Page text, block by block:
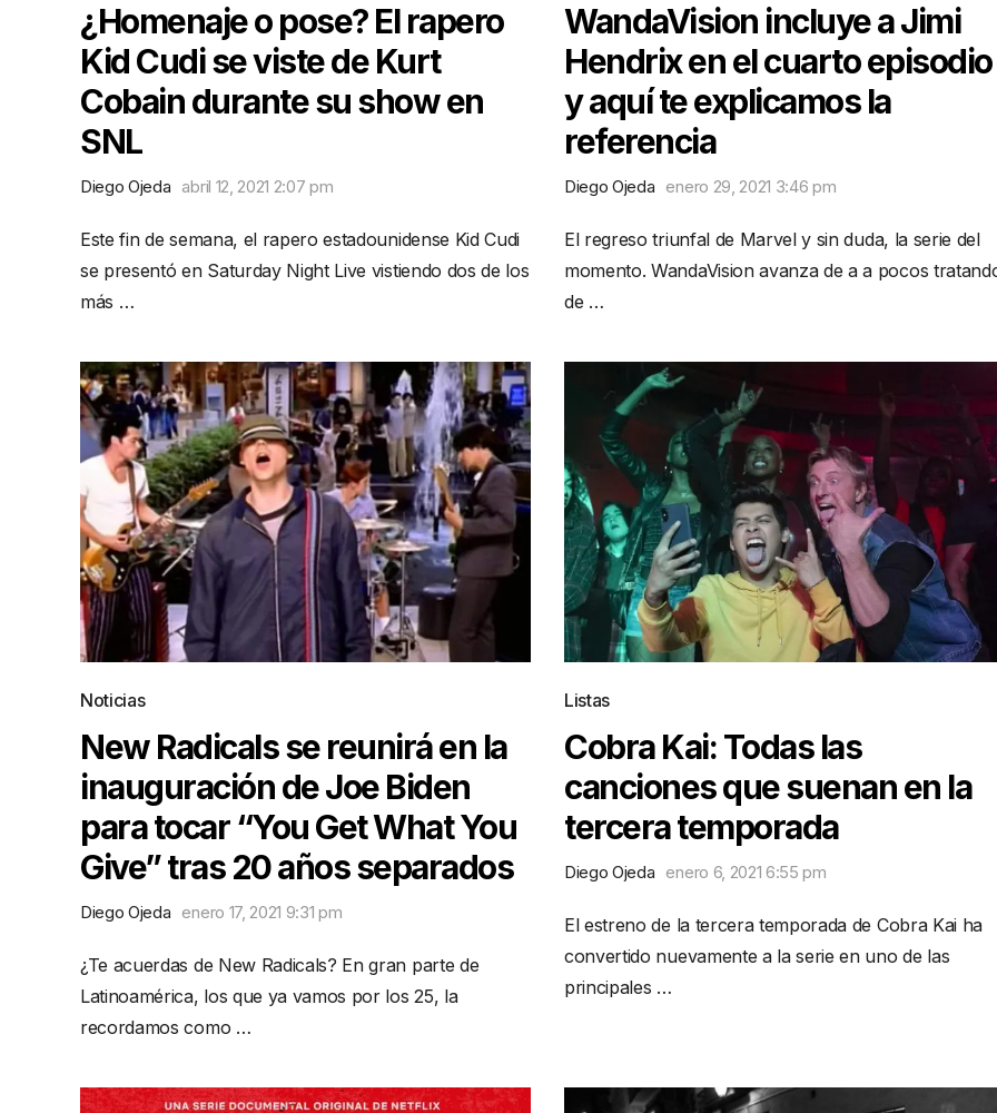
¿Homenaje o pose? El rapero
Kid Cudi se viste de Kurt
Cobain durante su show en
SNL
Diego Ojeda abril 12, 2021 2:07 pm
Este fin de semana, el rapero estadounidense Kid Cudi
se presentó en Saturday Night Live vistiendo dos de los
más …
WandaVision incluye a Jimi
Hendrix en el cuarto episodio
y aquí te explicamos la
referencia
Diego Ojeda enero 29, 2021 3:46 pm
El regreso triunfal de Marvel y sin duda, la serie del
momento. WandaVision avanza de a a pocos
de …
Noticias
New Radicals se reunirá en la
inauguración de Joe Biden
para tocar “You Get What You
Give” tras 20 años separados
Diego Ojeda enero 17, 2021 9:31 pm
¿Te acuerdas de New Radicals? En gran parte de
Latinoamérica, los que ya vamos por los 25, la
recordamos como …
Listas
Cobra Kai: Todas las
canciones que suenan en la
tercera temporada
Diego Ojeda enero 6, 2021 6:55 pm
El estreno de la tercera temporada de Cobra Kai ha
convertido nuevamente a la serie en uno de las
principales …